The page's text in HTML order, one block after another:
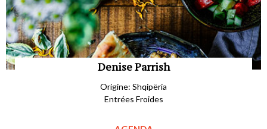
Denise Parrish
Origine: Shqipëria
Entrées Froides